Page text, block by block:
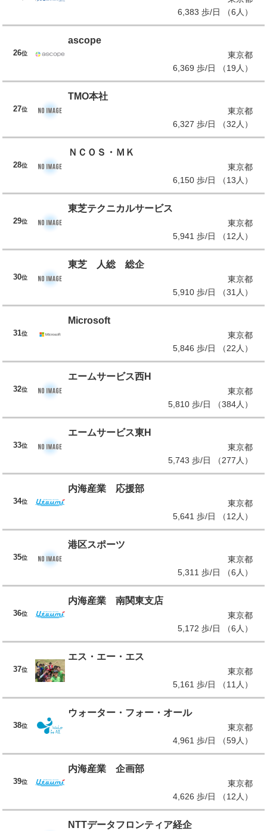
6,383 歩/日 （6人）
26位
ascope
東京都
6,369 歩/日 （19人）
27位
TMO本社
東京都
6,327 歩/日 （32人）
28位
ＮＣＯＳ・ＭＫ
東京都
6,150 歩/日 （13人）
29位
東芝テクニカルサービス
東京都
5,941 歩/日 （12人）
30位
東芝 人総 総企
東京都
5,910 歩/日 （31人）
31位
Microsoft
東京都
5,846 歩/日 （22人）
32位
エームサービス西H
東京都
5,810 歩/日 （384人）
33位
エームサービス東H
東京都
5,743 歩/日 （277人）
34位
内海産業 応援部
東京都
5,641 歩/日 （12人）
35位
港区スポーツ
東京都
5,311 歩/日 （6人）
36位
内海産業 南関東支店
東京都
5,172 歩/日 （6人）
37位
エス・エー・エス
東京都
5,161 歩/日 （11人）
38位
ウォーター・フォー・オール
東京都
4,961 歩/日 （59人）
39位
内海産業 企画部
東京都
4,626 歩/日 （12人）
NTTデータフロンティア経企